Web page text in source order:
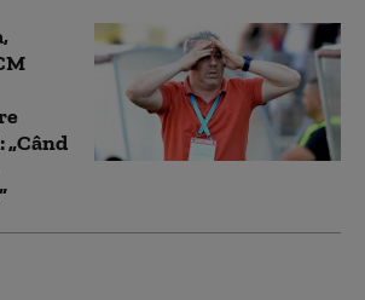
„Când